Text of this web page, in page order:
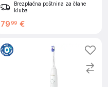
Brezplačna poštnina za člane
kluba
79 99 €